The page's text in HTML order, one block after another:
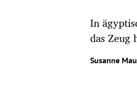
In
das Zeug
Susanne